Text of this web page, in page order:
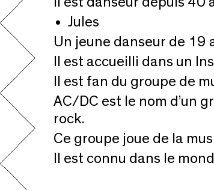
Jules
Un jeune danseur de 19
Il est accueilli dans un
Il est fan du groupe de
AC/DC est le nom d’un
rock.
Ce groupe joue de la
Il est connu dans le